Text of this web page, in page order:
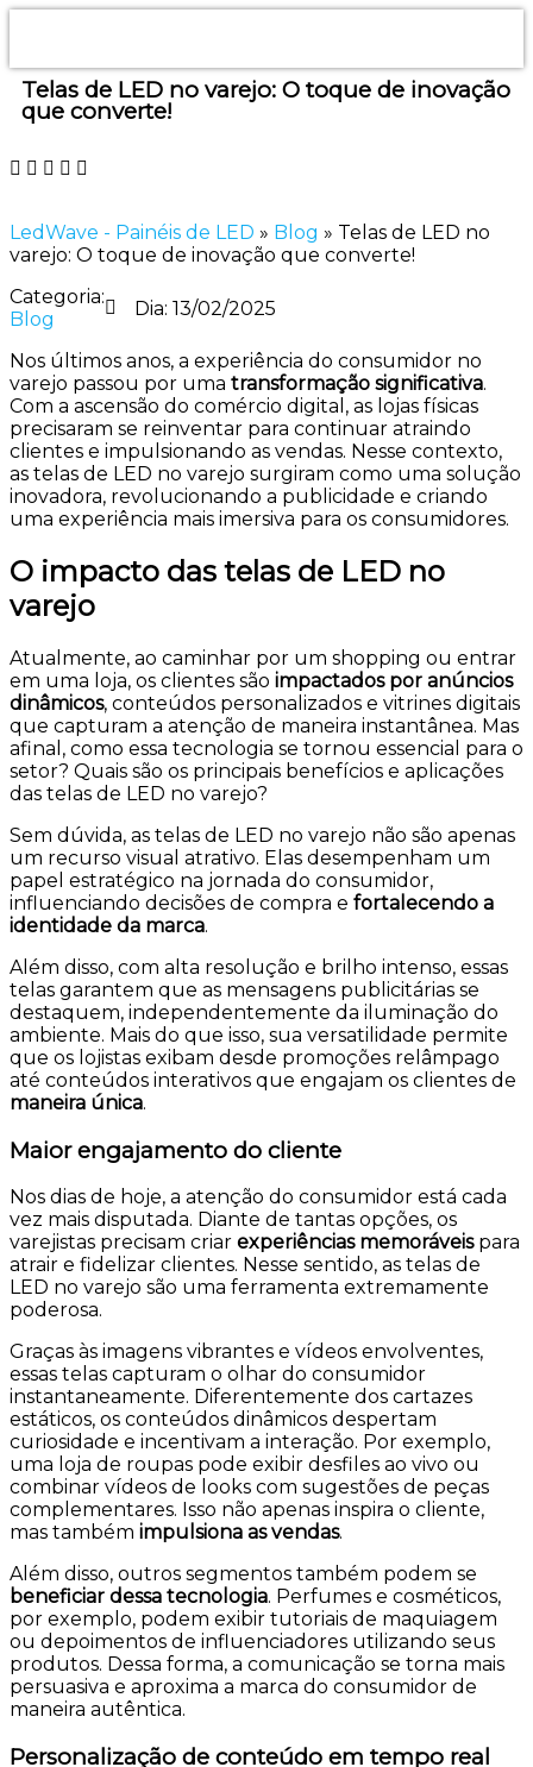
Telas de LED no varejo: O toque de inovação
que converte!
LedWave - Painéis de LED » Blog » Telas de LED no
varejo: O toque de inovação que converte!
Categoria:
Blog
Dia: 13/02/2025
Nos últimos anos, a experiência do consumidor no
varejo passou por uma transformação significativa.
Com a ascensão do comércio digital, as lojas físicas
precisaram se reinventar para continuar atraindo
clientes e impulsionando as vendas. Nesse contexto,
as telas de LED no varejo surgiram como uma solução
inovadora, revolucionando a publicidade e criando
uma experiência mais imersiva para os consumidores.
O impacto das telas de LED no
varejo
Atualmente, ao caminhar por um shopping ou entrar
em uma loja, os clientes são impactados por anúncios
dinâmicos, conteúdos personalizados e vitrines digitais
que capturam a atenção de maneira instantânea. Mas
afinal, como essa tecnologia se tornou essencial para o
setor? Quais são os principais benefícios e aplicações
das telas de LED no varejo?
Sem dúvida, as telas de LED no varejo não são apenas
um recurso visual atrativo. Elas desempenham um
papel estratégico na jornada do consumidor,
influenciando decisões de compra e fortalecendo a
identidade da marca.
Além disso, com alta resolução e brilho intenso, essas
telas garantem que as mensagens publicitárias se
destaquem, independentemente da iluminação do
ambiente. Mais do que isso, sua versatilidade permite
que os lojistas exibam desde promoções relâmpago
até conteúdos interativos que engajam os clientes de
maneira única.
Maior engajamento do cliente
Nos dias de hoje, a atenção do consumidor está cada
vez mais disputada. Diante de tantas opções, os
varejistas precisam criar experiências memoráveispara
atrair e fidelizar clientes. Nesse sentido, as telas de
LED no varejo são uma ferramenta extremamente
poderosa.
Graças às imagens vibrantes e vídeos envolventes,
essas telas capturam o olhar do consumidor
instantaneamente. Diferentemente dos cartazes
estáticos, os conteúdos dinâmicos despertam
curiosidade e incentivam a interação. Por exemplo,
uma loja de roupas pode exibir desfiles ao vivo ou
combinar vídeos de looks com sugestões de peças
complementares. Isso não apenas inspira o cliente,
mas também impulsiona as vendas.
Além disso, outros segmentos também podem se
beneficiar dessa tecnologia. Perfumes e cosméticos,
por exemplo, podem exibir tutoriais de maquiagem
ou depoimentos de influenciadores utilizando seus
produtos. Dessa forma, a comunicação se torna mais
persuasiva e aproxima a marca do consumidor de
maneira autêntica.
Personalização de conteúdo em tempo real